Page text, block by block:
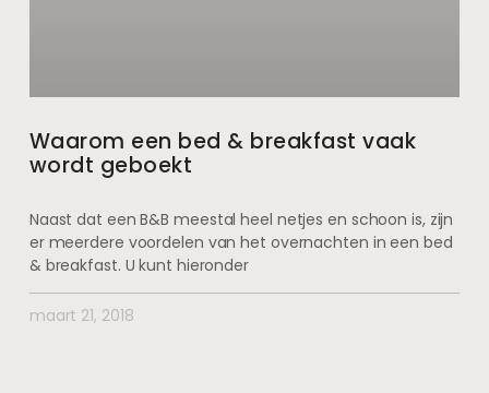
Waarom een bed & breakfast vaak
wordt geboekt
Naast dat een B&B meestal heel netjes en schoon is, zijn
er meerdere voordelen van het overnachten in een bed
& breakfast. U kunt hieronder
maart 21, 2018